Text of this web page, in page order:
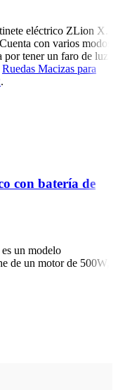
eléctrico ZLion X.
con varios modos
tener un faro de luz
Ruedas Macizas para
.
con batería de
un modelo
de un motor de 500W,